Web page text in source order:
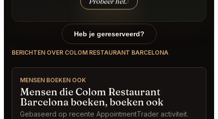
Heb je gereserveerd?
BERICHTEN OVER COLOM RESTAURANT BARCELONA
MENSEN BOEKEN OOK
Mensen die Colom Restaurant
Barcelona boeken, boeken ook
Gebaseerd op recente AppointmentTrader activiteit.